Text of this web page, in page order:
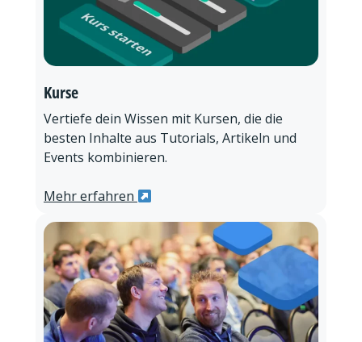
Kurse
Vertiefe dein Wissen mit Kursen, die die
besten Inhalte aus Tutorials, Artikeln und
Events kombinieren.
Mehr erfahren